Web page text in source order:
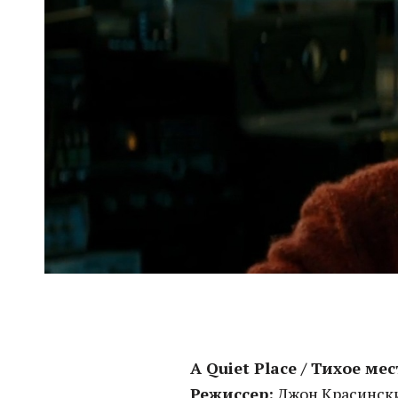
A Quiet Place / Тихое